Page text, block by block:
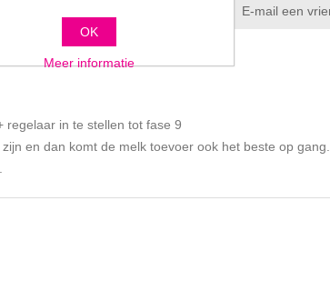
regelaar in te stellen tot fase 9
en dan komt de melk toevoer ook het beste op gang.
OK
Meer informatie